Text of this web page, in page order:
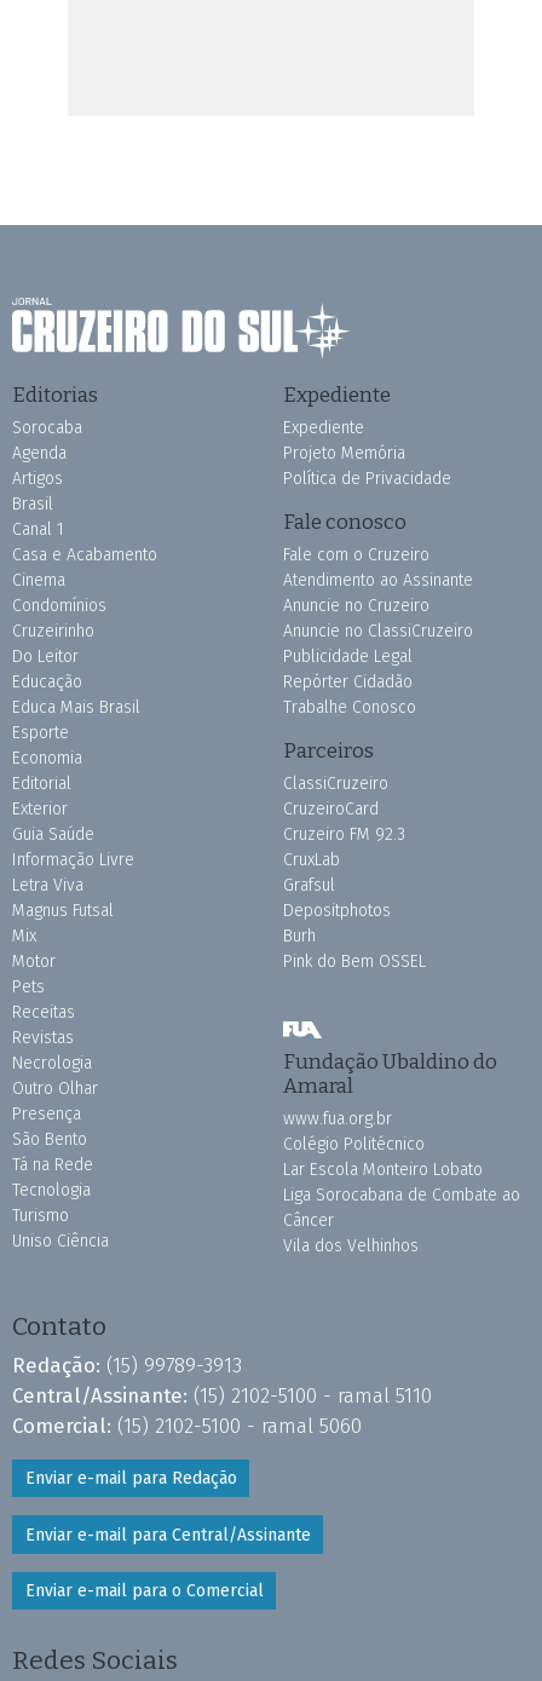
Editorias
Sorocaba
Agenda
Artigos
Brasil
Canal 1
Casa e Acabamento
Cinema
Condomínios
Cruzeirinho
Do Leitor
Educação
Educa Mais Brasil
Esporte
Economia
Editorial
Exterior
Guia Saúde
Informação Livre
Letra Viva
Magnus Futsal
Mix
Motor
Pets
Receitas
Revistas
Necrologia
Outro Olhar
Presença
São Bento
Tá na Rede
Tecnologia
Turismo
Uniso Ciência
Expediente
Expediente
Projeto Memória
Política de Privacidade
Fale conosco
Fale com o Cruzeiro
Atendimento ao Assinante
Anuncie no Cruzeiro
Anuncie no ClassiCruzeiro
Publicidade Legal
Repórter Cidadão
Trabalhe Conosco
Parceiros
ClassiCruzeiro
CruzeiroCard
Cruzeiro FM 92.3
CruxLab
Grafsul
Depositphotos
Burh
Pink do Bem OSSEL
Fundação Ubaldino do
Amaral
www.fua.org.br
Colégio Politécnico
Lar Escola Monteiro Lobato
Liga Sorocabana de Combate ao
Câncer
Vila dos Velhinhos
Contato
Redação: (15) 99789-3913
Central/Assinante: (15) 2102-5100 - ramal 5110
Comercial: (15) 2102-5100 - ramal 5060
Enviar e-mail para Redação
Enviar e-mail para Central/Assinante
Enviar e-mail para o Comercial
Redes Sociais